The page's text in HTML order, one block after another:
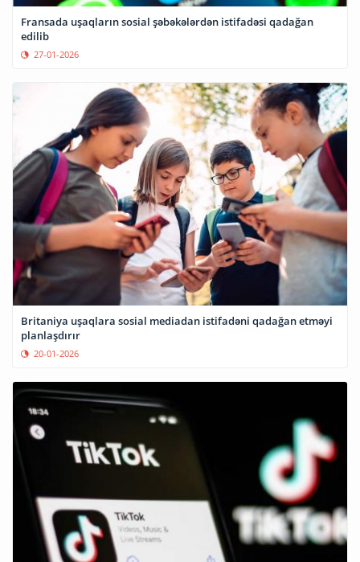
Fransada uşaqların sosial şəbəkələrdən istifadəsi qadağan
edilib
27-01-2026
Britaniya uşaqlara sosial mediadan istifadəni qadağan etməyi
planlaşdırır
20-01-2026